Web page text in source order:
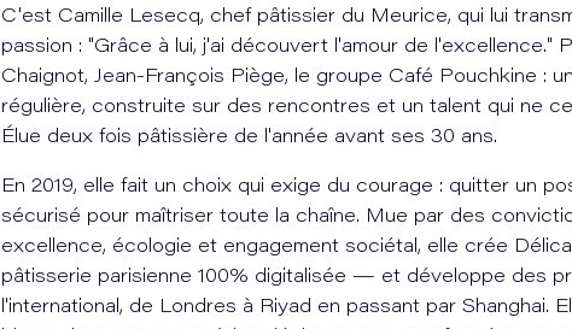
C'est Camille Lesecq, chef pâtissier du Meurice, qui lui
passion : "Grâce à lui, j'ai découvert l'amour de l'excellence."
Chaignot, Jean-François Piège, le groupe Café Pouchkine :
régulière, construite sur des rencontres et un talent qui ne
Élue deux fois pâtissière de l'année avant ses 30 ans.
En 2019, elle fait un choix qui exige du courage : quitter un
sécurisé pour maîtriser toute la chaîne. Mue par des
excellence, écologie et engagement sociétal, elle crée
pâtisserie parisienne 100% digitalisée — et développe des
l'international, de Londres à Riyad en passant par Shanghai.